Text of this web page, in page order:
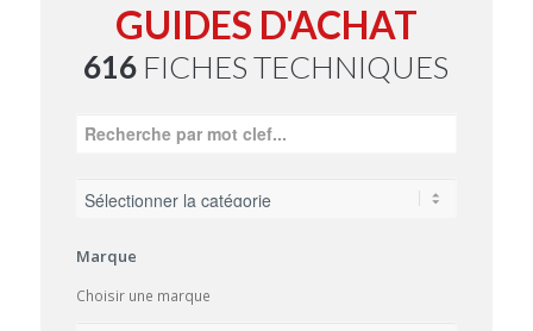
GUIDES D'ACHAT
616 FICHES TECHNIQUES
Marque
Choisir une marque